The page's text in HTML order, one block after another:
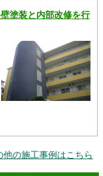
塗装と内部改修を行
他の施工事例はこちら